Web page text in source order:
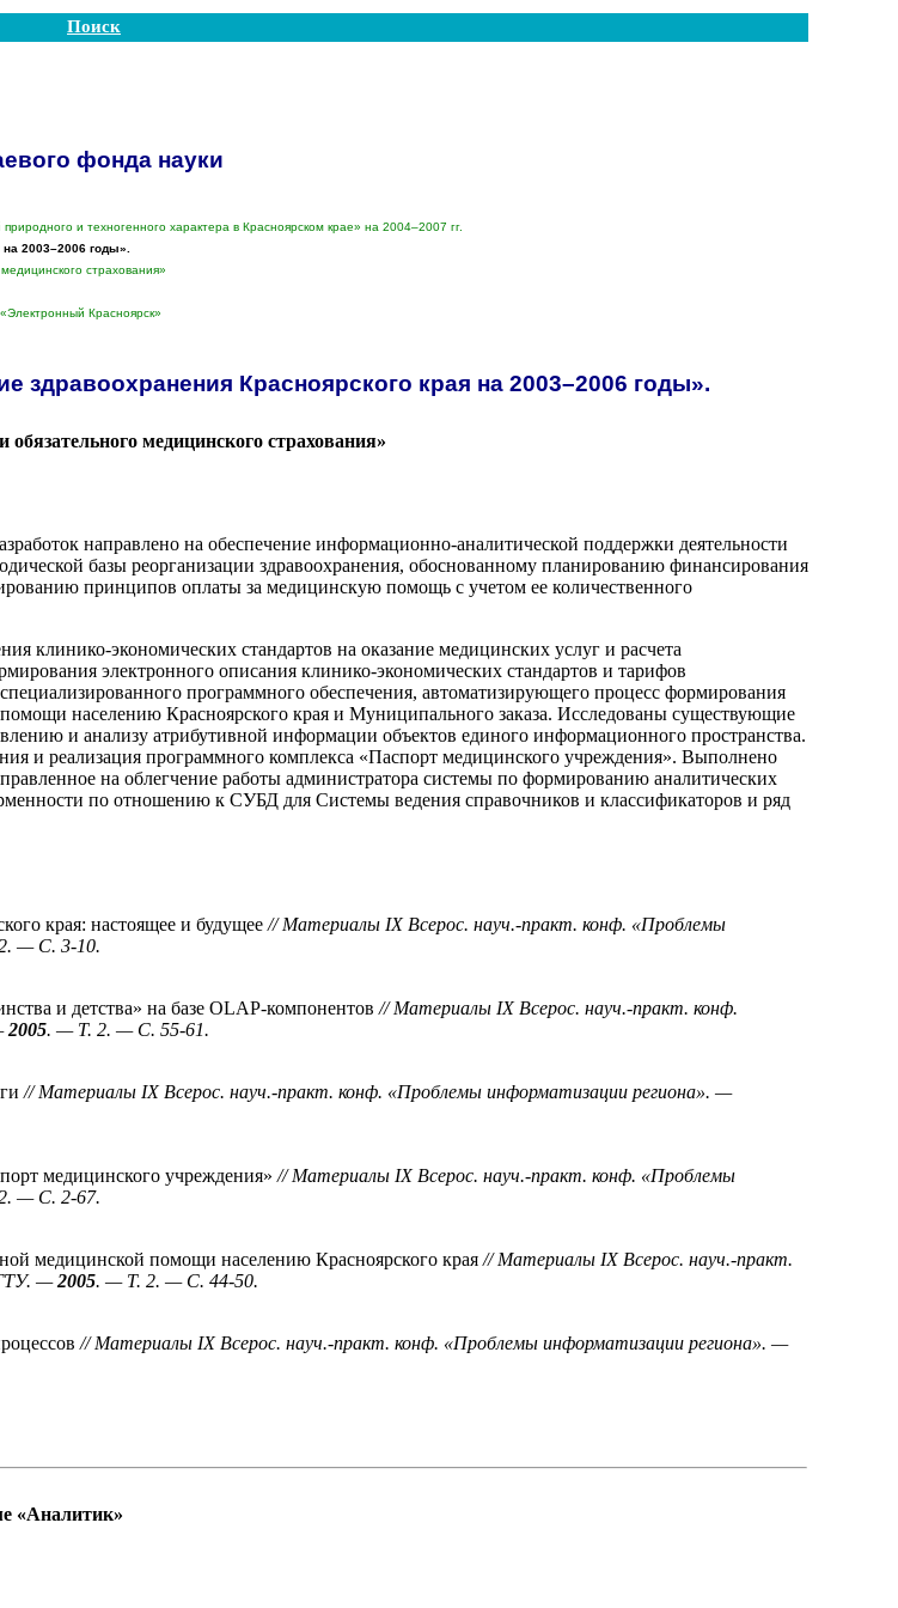
Поиск
фонда науки
и техногенного характера в Красноярском крае» на 2004–2007 гг.
на 2003–2006 годы».
страхования»
Красноярск»
здравоохранения Красноярского края на 2003–2006 годы».
медицинского страхования»
направлено на обеспечение информационно-аналитической поддержки деятельности
базы реорганизации здравоохранения, обоснованному планированию финансирования
принципов оплаты за медицинскую помощь с учетом ее количественного
клинико-экономических стандартов на оказание медицинских услуг и расчета
электронного описания клинико-экономических стандартов и тарифов
программного обеспечения, автоматизирующего процесс формирования
населению Красноярского края и Муниципального заказа. Исследованы существующие
и анализу атрибутивной информации объектов единого информационного пространства.
и реализация программного комплекса «Паспорт медицинского учреждения». Выполнено
на облегчение работы администратора системы по формированию аналитических
по отношению к СУБД для Системы ведения справочников и классификаторов и ряд
края: настоящее и будущее // Материалы IX Всерос. науч.-практ. конф. «Проблемы
— С. 3-10.
и детства» на базе OLAP-компонентов // Материалы IX Всерос. науч.-практ. конф.
2005. — T. 2. — С. 55-61.
// Материалы IX Всерос. науч.-практ. конф. «Проблемы информатизации региона». —
медицинского учреждения» // Материалы IX Всерос. науч.-практ. конф. «Проблемы
— С. 2-67.
медицинской помощи населению Красноярского края // Материалы IX Всерос. науч.-практ.
—2005. — T. 2. — С. 44-50.
// Материалы IX Всерос. науч.-практ. конф. «Проблемы информатизации региона». —
«Аналитик»